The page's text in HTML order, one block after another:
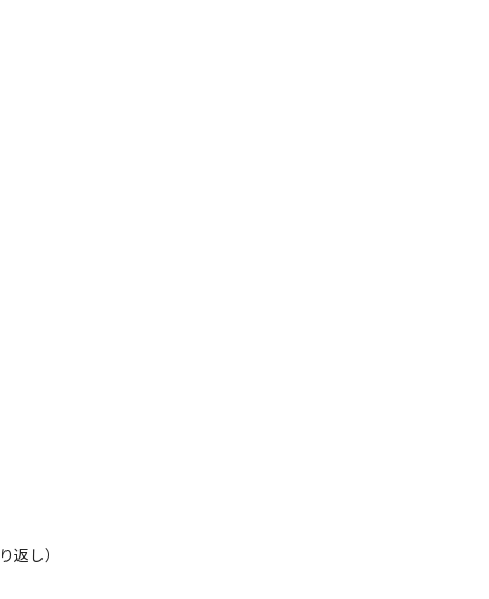
ど分けて依頼をしていますので、一人で
し）